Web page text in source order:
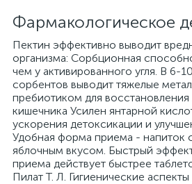
Фармакологическое
Пектин эффективно выводит
организма: Сорбционная
чем у активированного угля. В 6-
сорбентов выводит тяжелые
пребиотиком для
кишечника Усилен янтарной
ускорения детоксикации и
Удобная форма приема - напиток
яблочным вкусом. Быстрый
приема действует быстрее
Пилат Т. Л. Гигиенические